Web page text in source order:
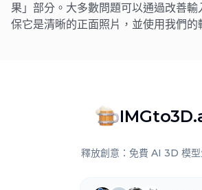
果」部分。大多數問題可以通過改善
保它是清晰的正面照片，並使用我們的
釋放創意：免費 AI 3D 模